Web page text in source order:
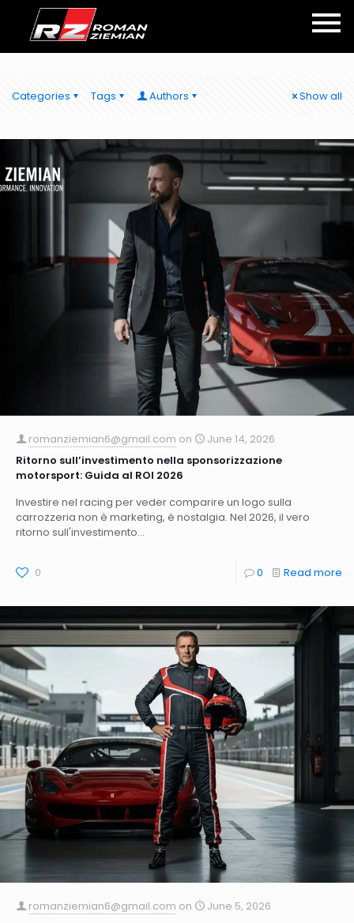
Categories Tags Authors Show all
romanziemian6@gmail.com on
June 14, 2026
Ritorno sull’investimento nella sponsorizzazione
motorsport: Guida al ROI 2026
Investire nel racing per veder comparire un logo sulla
carrozzeria non è marketing, è nostalgia. Nel 2026, il vero
ritorno sull'investimento...
0 0 Read more
romanziemian6@gmail.com on
June 5, 2026